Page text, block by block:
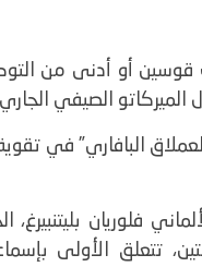
قوسين أو أدنى من
الميركاتو الصيفي
البافاري” في
بليتنبيرغ،
تتعلق الأولى